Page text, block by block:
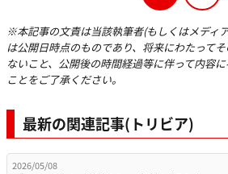
※本記事の文責は当該執筆者(もしくはメディ
は公開日時点のものであり、将来にわたって
ないこと、公開後の時間経過等に伴って内容
ことをご了承ください。
最新の関連記事(トリビア)
2026/05/08